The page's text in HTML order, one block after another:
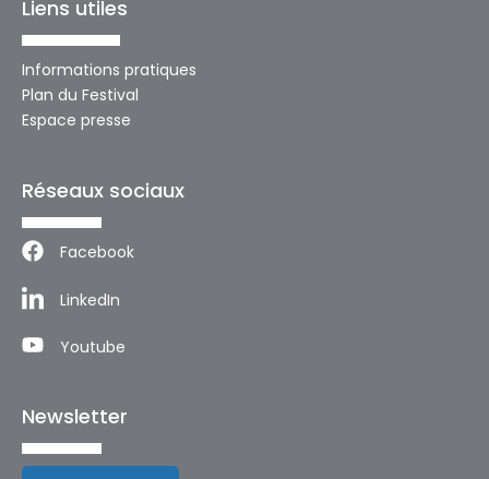
Liens utiles
Informations pratiques
Plan du Festival
Espace presse
Réseaux sociaux
Facebook
LinkedIn
Youtube
Newsletter